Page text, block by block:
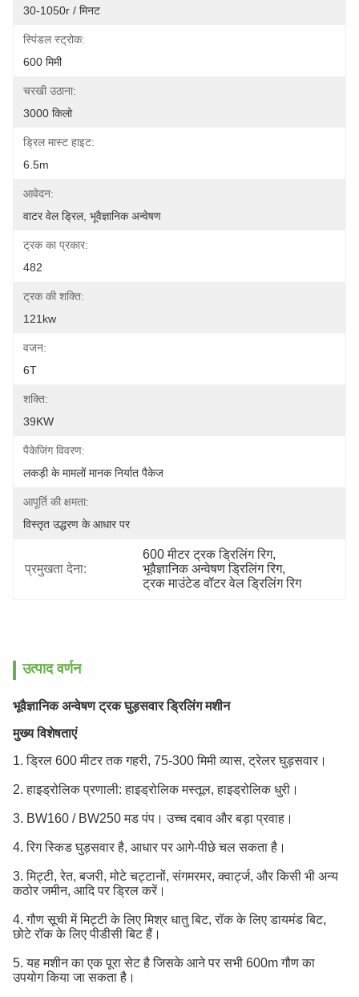
30-1050r / मिनट
स्पिंडल स्ट्रोक:
600 मिमी
चरखी उठाना:
3000 किलो
ड्रिल मास्ट हाइट:
6.5m
आवेदन:
वाटर वेल ड्रिल, भूवैज्ञानिक अन्वेषण
ट्रक का प्रकार:
482
ट्रक की शक्ति:
121kw
वजन:
6T
शक्ति:
39KW
पैकेजिंग विवरण:
लकड़ी के मामलों मानक निर्यात पैकेज
आपूर्ति की क्षमता:
विस्तृत उद्धरण के आधार पर
प्रमुखता देना:
600 मीटर ट्रक ड्रिलिंग रिग,
भूवैज्ञानिक अन्वेषण ड्रिलिंग रिग,
ट्रक माउंटेड वॉटर वेल ड्रिलिंग रिग
उत्पाद वर्णन
भूवैज्ञानिक अन्वेषण ट्रक घुड़सवार ड्रिलिंग मशीन
मुख्य विशेषताएं
1. ड्रिल 600 मीटर तक गहरी, 75-300 मिमी व्यास, ट्रेलर घुड़सवार।
2. हाइड्रोलिक प्रणाली: हाइड्रोलिक मस्तूल, हाइड्रोलिक धुरी।
3. BW160 / BW250 मड पंप। उच्च दबाव और बड़ा प्रवाह।
4. रिग स्किड घुड़सवार है, आधार पर आगे-पीछे चल सकता है।
3. मिट्टी, रेत, बजरी, मोटे चट्टानों, संगमरमर, क्वार्ट्ज, और किसी भी अन्य
कठोर जमीन, आदि पर ड्रिल करें।
4. गौण सूची में मिट्टी के लिए मिश्र धातु बिट, रॉक के लिए डायमंड बिट,
छोटे रॉक के लिए पीडीसी बिट हैं।
5. यह मशीन का एक पूरा सेट है जिसके आने पर सभी 600m गौण का
उपयोग किया जा सकता है।